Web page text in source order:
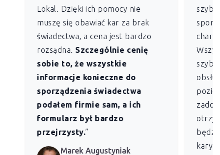
Lokal. Dzięki ich pomocy nie
muszę się obawiać kar za brak
świadectwa, a cena jest bardzo
rozsądna. Szczególnie cenię
sobie to, że wszystkie
informacje konieczne do
sporządzenia świadectwa
podałem firmie sam, a ich
formularz był bardzo
przejrzysty.”
Marek Augustyniak
kary